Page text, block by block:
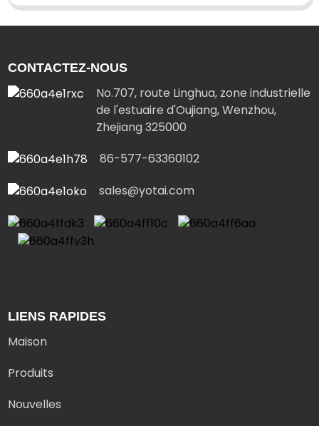
CONTACTEZ-NOUS
No.707, route Linghua, zone industrielle
de l'estuaire d'Oujiang, Wenzhou,
Zhejiang 325000
86-577-63360102
sales@yotai.com
LIENS RAPIDES
Maison
Produits
Nouvelles